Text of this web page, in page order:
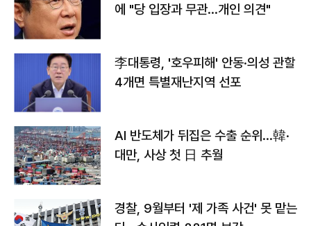
에 "당 입장과 무관…개인 의견"
李대통령, '호우피해' 안동·의성 관할
4개면 특별재난지역 선포
AI 반도체가 뒤집은 수출 순위…韓·
대만, 사상 첫 日 추월
경찰, 9월부터 '제 가족 사건' 못 맡는